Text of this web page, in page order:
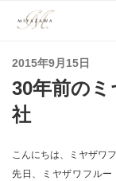
投
稿
日:
2015年9月15日
30年前の
社
こんにちは、ミヤザワ
先日、ミヤザワフル